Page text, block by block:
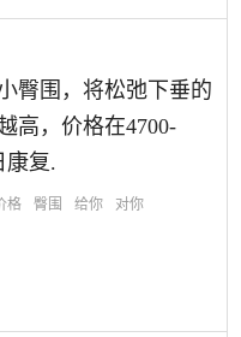
臀围，将松弛下垂的
高，价格在4700-
康复.
格 臀围 给你 对你